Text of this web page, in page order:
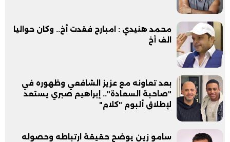
محمد هنيدي : امبارح فقدت أخ.. وكان حواليا
الف أخ
بعد تعاونه مع عزيز الشافعي وظهوره في
"صاحبة السعادة".. إبراهيم صبري يستعد
لإطلاق ألبوم "كلام"
سامو زين يوضح حقيقة ارتباطه وحصوله